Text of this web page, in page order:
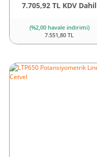
7.705,92 TL KDV Dahil
(%2,00 havale indirimi)
7.551,80 TL